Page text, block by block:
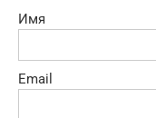
Имя
Email